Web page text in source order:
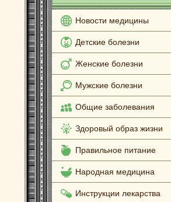
Новости медицины
Детские болезни
Женские болезни
Мужские болезни
Общие заболевания
Здоровый образ жизни
Правильное питание
Народная медицина
Инструкции лекарства